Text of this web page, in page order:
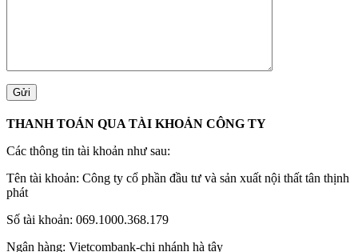
THANH TOÁN QUA TÀI KHOẢN CÔNG TY
Các thông tin tài khoản như sau:
Tên tài khoản: Công ty cổ phần đầu tư và sản xuất nội thất tân thịnh
phát
Số tài khoản: 069.1000.368.179
Ngân hàng: Vietcombank-chi nhánh hà tây